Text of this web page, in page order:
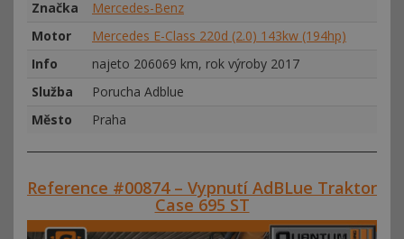
Značka
Mercedes-Benz
Motor
Mercedes E-Class 220d (2.0) 143kw (194hp)
Info
najeto 206069 km, rok výroby 2017
Služba
Porucha Adblue
Město
Praha
Reference #00874 – Vypnutí AdBLue Traktor
Case 695 ST